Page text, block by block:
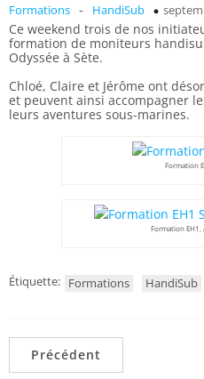
Formations - HandiSub
Ce weekend trois de nos
formation de moniteurs
Odyssée à Sète.
Chloé, Claire et Jérôme ont
et peuvent ainsi accompagner
leurs aventures sous-marines.
Formation
Formation EH1,
Étiquette: Formations HandiSub
Précédent